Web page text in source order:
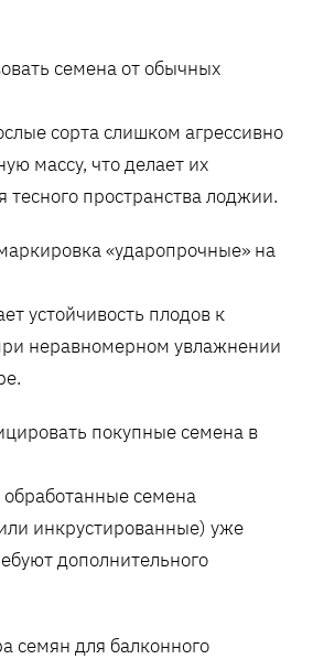
семена от обычных
сорта слишком агрессивно
массу‚ что делает их
пространства лоджии.
«ударопрочные» на
устойчивость плодов к
неравномерном увлажнении
покупные семена в
семена
инкрустированные) уже
дополнительного